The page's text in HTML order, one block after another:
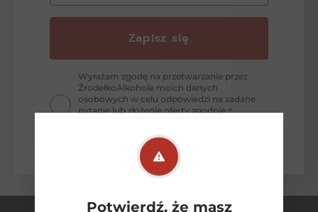
Potwierdź, że masz
Zapisz się
Wyrażam zgodę na przetwarzanie przez
ŹrodełkoAlkohole moich danych
osobowych w celu odpowiedzi na zadane
pytanie lub złożenie oferty zgodnie z
wyrażonych w Polityce Prywatności.